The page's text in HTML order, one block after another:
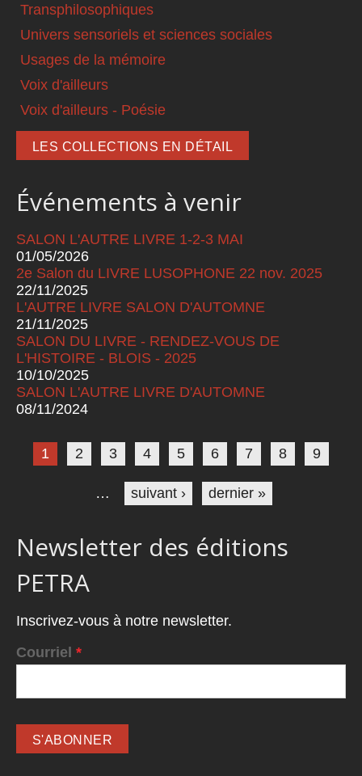
Transphilosophiques
Univers sensoriels et sciences sociales
Usages de la mémoire
Voix d'ailleurs
Voix d'ailleurs - Poésie
LES COLLECTIONS EN DÉTAIL
Événements à venir
SALON L'AUTRE LIVRE 1-2-3 MAI
01/05/2026
2e Salon du LIVRE LUSOPHONE 22 nov. 2025
22/11/2025
L'AUTRE LIVRE SALON D'AUTOMNE
21/11/2025
SALON DU LIVRE - RENDEZ-VOUS DE
L'HISTOIRE - BLOIS - 2025
10/10/2025
SALON L'AUTRE LIVRE D'AUTOMNE
08/11/2024
Pages
1 2 3 4 5 6 7 8 9
… suivant › dernier »
Newsletter des éditions
PETRA
Inscrivez-vous à notre newsletter.
Courriel *